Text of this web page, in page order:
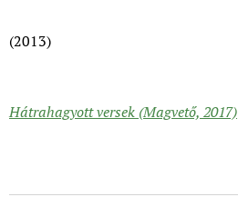
(2013)
Hátrahagyott versek (Magvető, 2017)